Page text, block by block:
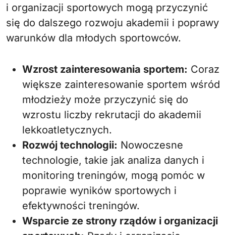
i organizacji sportowych mogą przyczynić
się do dalszego rozwoju akademii i poprawy
warunków dla młodych sportowców.
Wzrost zainteresowania sportem: Coraz
większe zainteresowanie sportem wśród
młodzieży może przyczynić się do
wzrostu liczby rekrutacji do akademii
lekkoatletycznych.
Rozwój technologii: Nowoczesne
technologie, takie jak analiza danych i
monitoring treningów, mogą pomóc w
poprawie wyników sportowych i
efektywności treningów.
Wsparcie ze strony rządów i organizacji